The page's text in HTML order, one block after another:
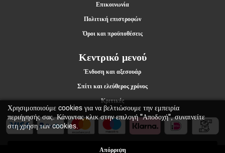
Επικοινωνία
Πολιτική επιστροφών
Όροι και προϋποθέσεις
Κεντρικό μενού
Ένδυση και αξεσουάρ
Σπίτι και ελεύθερος χρόνος
Κριτικές
2021 Štumfi.si. Vse pravice pridržane| All rights reserved |
Χρησιμοποιούμε cookies για να βελτιώσουμε την εμπειρία
περιήγησής σας. Κάνοντας κλικ στην επιλογή "Αποδοχή", συναινείτε
στη χρήση των cookies.
Απόρριψη